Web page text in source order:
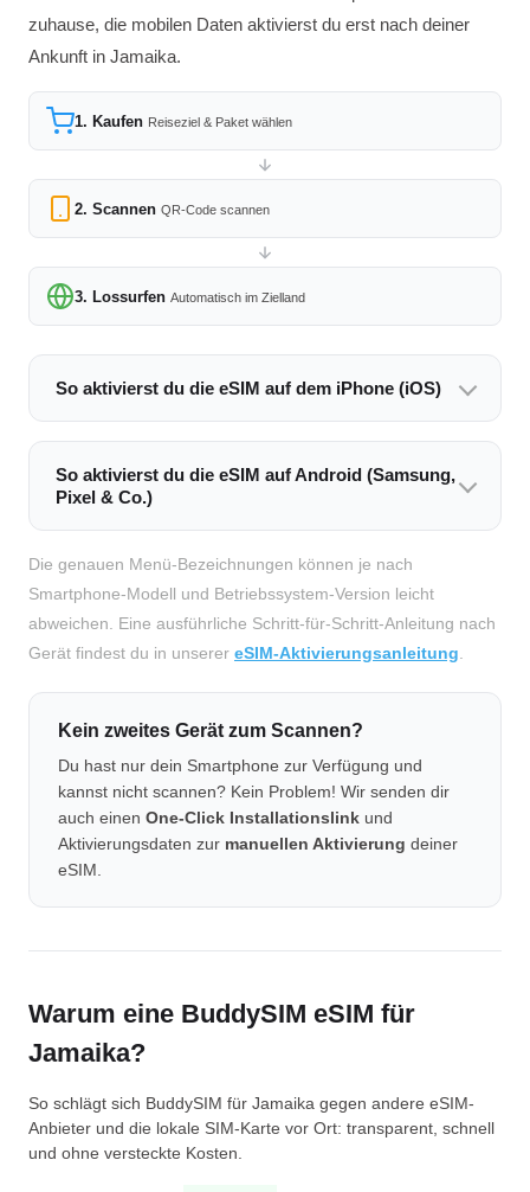
zuhause, die mobilen Daten aktivierst du erst nach deiner
Ankunft in Jamaika.
1. Kaufen Reiseziel & Paket wählen
2. Scannen QR-Code scannen
3. Lossurfen Automatisch im Zielland
So aktivierst du die eSIM auf dem iPhone (iOS)
So aktivierst du die eSIM auf Android (Samsung,
Pixel & Co.)
Die genauen Menü-Bezeichnungen können je nach
Smartphone-Modell und Betriebssystem-Version leicht
abweichen. Eine ausführliche Schritt-für-Schritt-Anleitung nach
Gerät findest du in unserer eSIM-Aktivierungsanleitung
Kein zweites Gerät zum Scannen?
Du hast nur dein Smartphone zur Verfügung und
kannst nicht scannen? Kein Problem! Wir senden dir
auch einen One-Click Installationslink und
Aktivierungsdaten zur manuellen Aktivierung deiner
eSIM.
Warum eine BuddySIM eSIM für
Jamaika?
So schlägt sich BuddySIM für Jamaika gegen andere eSIM-
Anbieter und die lokale SIM-Karte vor Ort: transparent, schnell
und ohne versteckte Kosten.